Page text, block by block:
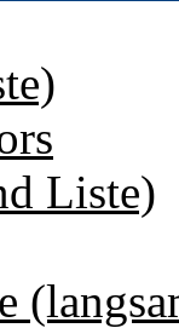
Liste)